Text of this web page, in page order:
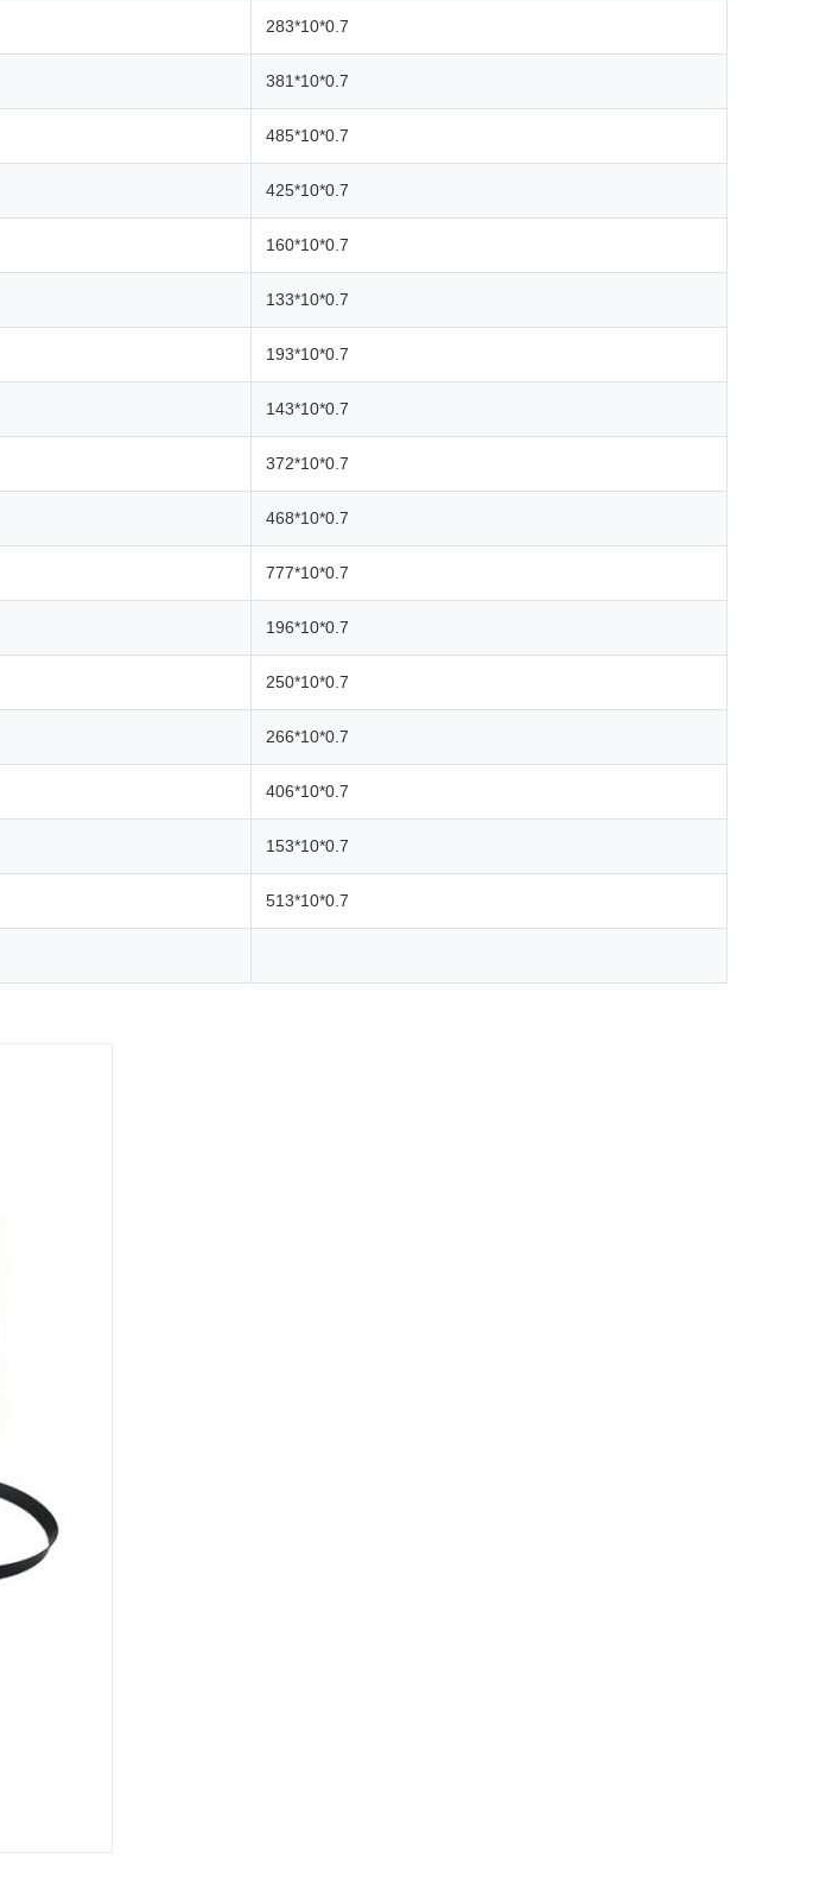
283*10*0.7
381*10*0.7
485*10*0.7
425*10*0.7
160*10*0.7
133*10*0.7
193*10*0.7
143*10*0.7
372*10*0.7
468*10*0.7
777*10*0.7
196*10*0.7
250*10*0.7
266*10*0.7
406*10*0.7
153*10*0.7
513*10*0.7